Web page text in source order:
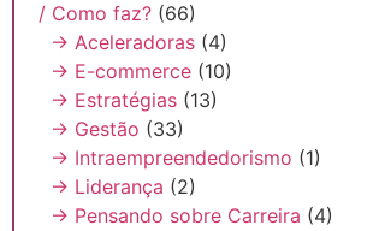
/ Como faz? (66)
→ Aceleradoras (4)
→ E-commerce (10)
→ Estratégias (13)
→ Gestão (33)
→ Intraempreendedorismo (1)
→ Liderança (2)
→ Pensando sobre Carreira (4)